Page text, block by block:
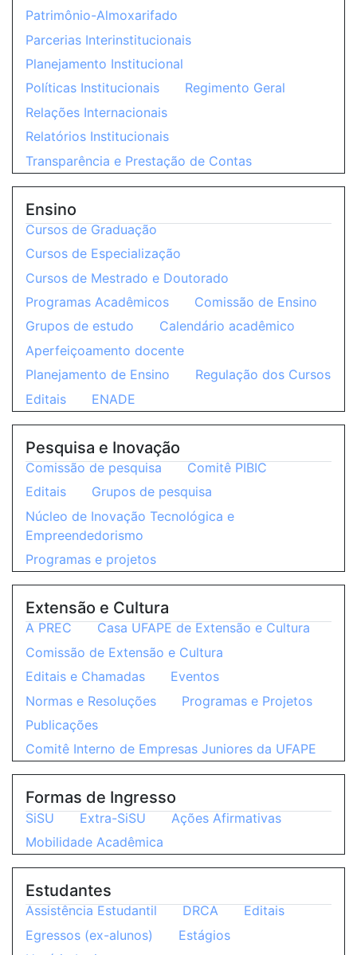
Patrimônio-Almoxarifado
Parcerias Interinstitucionais
Planejamento Institucional
Políticas Institucionais
Regimento Geral
Relações Internacionais
Relatórios Institucionais
Transparência e Prestação de Contas
Ensino
Cursos de Graduação
Cursos de Especialização
Cursos de Mestrado e Doutorado
Programas Acadêmicos
Comissão de Ensino
Grupos de estudo
Calendário acadêmico
Aperfeiçoamento docente
Planejamento de Ensino
Regulação dos Cursos
Editais
ENADE
Pesquisa e Inovação
Comissão de pesquisa
Comitê PIBIC
Editais
Grupos de pesquisa
Núcleo de Inovação Tecnológica e
Empreendedorismo
Programas e projetos
Extensão e Cultura
A PREC
Casa UFAPE de Extensão e Cultura
Comissão de Extensão e Cultura
Editais e Chamadas
Eventos
Normas e Resoluções
Programas e Projetos
Publicações
Comitê Interno de Empresas Juniores da UFAPE
Formas de Ingresso
SiSU Extra-SiSU
Ações Afirmativas
Mobilidade Acadêmica
Estudantes
Assistência Estudantil DRCA
Editais
Egressos (ex-alunos)
Estágios